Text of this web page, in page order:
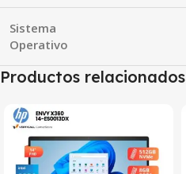
Sistema
Operativo
Productos relacionados